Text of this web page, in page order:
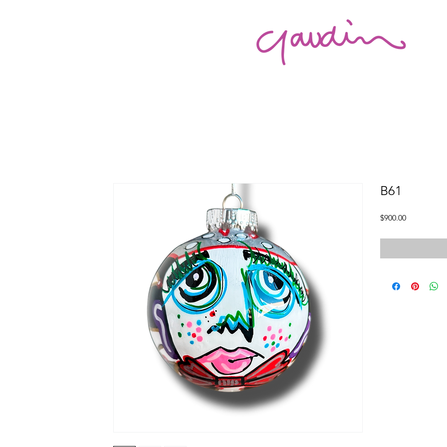
B61
$900.00Precio